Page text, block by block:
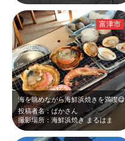
海を眺めながら海鮮浜焼きを満喫😋
投稿者名：ぱかさん
撮影場所：海鮮浜焼き まるはま
富津市